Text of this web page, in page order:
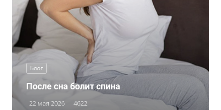
Блог
22 мая 2026 4622
После сна болит спина